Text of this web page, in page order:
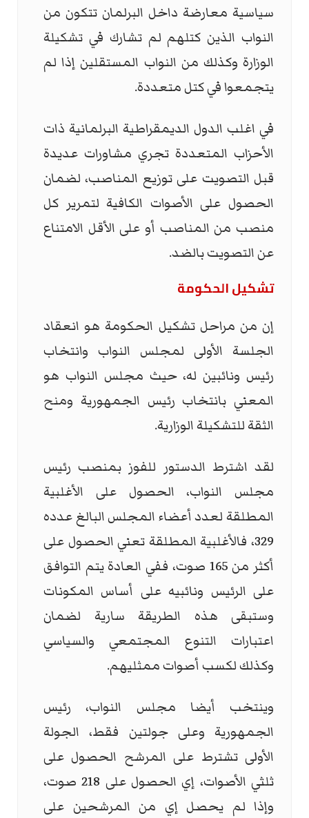
سياسية معارضة داخل البرلمان تتكون من
النواب الذين كتلهم لم تشارك في تشكيلة
الوزارة وكذلك من النواب المستقلين إذا لم
يتجمعوا في كتل متعددة.
في اغلب الدول الديمقراطية البرلمانية ذات
الأحزاب المتعددة تجري مشاورات عديدة
قبل التصويت على توزيع المناصب، لضمان
الحصول على الأصوات الكافية لتمرير كل
منصب من المناصب أو على الأقل الامتناع
عن التصويت بالضد.
تشكيل الحكومة
إن من مراحل تشكيل الحكومة هو انعقاد
الجلسة الأولى لمجلس النواب وانتخاب
رئيس ونائبين له، حيث مجلس النواب هو
المعني بانتخاب رئيس الجمهورية ومنح
الثقة للتشكيلة الوزارية.
لقد اشترط الدستور للفوز بمنصب رئيس
مجلس النواب، الحصول على الأغلبية
المطلقة لعدد أعضاء المجلس البالغ عدده
329، فالأغلبية المطلقة تعني الحصول على
أكثر من 165 صوت، ففي العادة يتم التوافق
على الرئيس ونائبيه على أساس المكونات
وستبقى هذه الطريقة سارية لضمان
اعتبارات التنوع المجتمعي والسياسي
وكذلك لكسب أصوات ممثليهم.
وينتخب أيضا مجلس النواب، رئيس
الجمهورية وعلى جولتين فقط، الجولة
الأولى تشترط على المرشح الحصول على
ثلثي الأصوات، إي الحصول على 218 صوت،
وإذا لم يحصل إي من المرشحين على